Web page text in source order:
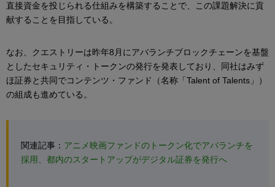
直接資金を投じられる仕組みを構築することで、この課題解決に貢
献することを目指している。
なお、クエストリーは昨年8月にアバランチブロックチェーンを基盤
としたセキュリティ・トークンの発行を発表しており、同社はみず
ほ証券と共同でコンテンツ・ファンド（名称「Talent of Talents」）
の組成も進めている。
関連記事： アニメ映画ファンドのトークン化でアバランチを
採用、都内のスタートアップがデジタル証券を発行へ